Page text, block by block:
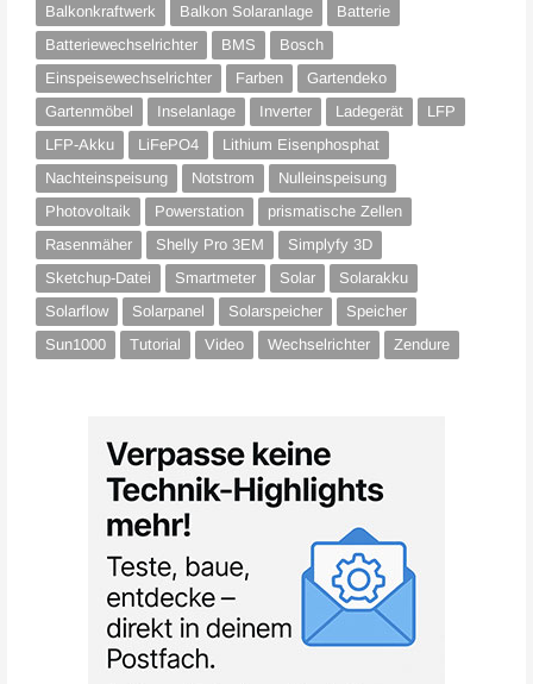
Balkonkraftwerk
Balkon Solaranlage
Batterie
Batteriewechselrichter
BMS
Bosch
Einspeisewechselrichter
Farben
Gartendeko
Gartenmöbel
Inselanlage Inverter Ladegerät
LFP
LFP-Akku
LiFePO4
Lithium Eisenphosphat
Nachteinspeisung
Notstrom
Nulleinspeisung
Photovoltaik
Powerstation
prismatische Zellen
Rasenmäher
Shelly Pro 3EM
Simplyfy 3D
Sketchup-Datei
Smartmeter Solar
Solarakku
Solarflow
Solarpanel Solarspeicher
Speicher
Sun1000
Tutorial Video Wechselrichter Zendure